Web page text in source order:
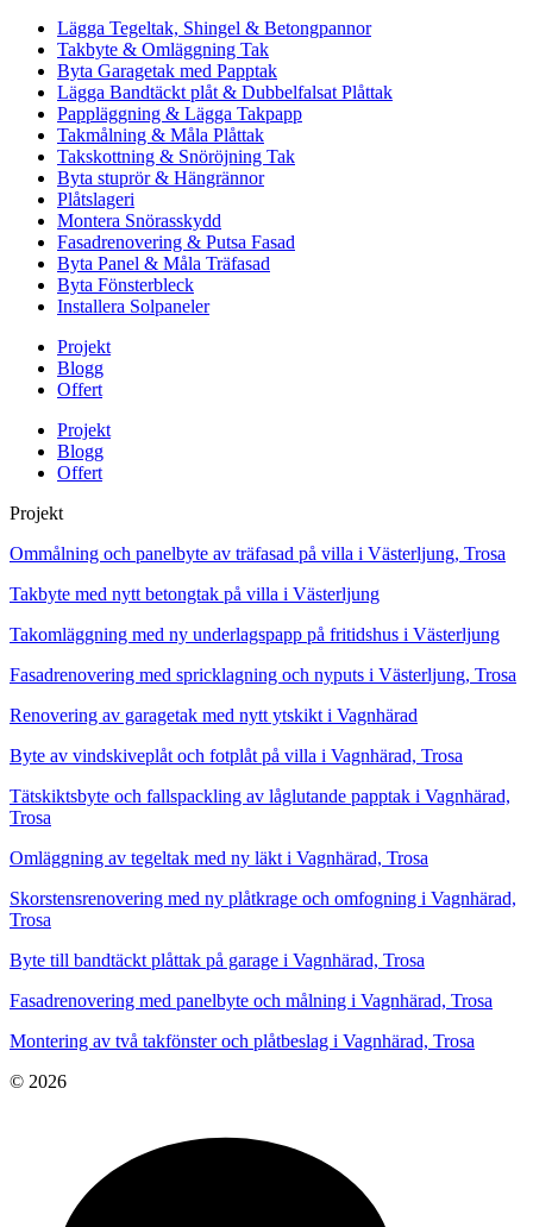
Lägga Tegeltak, Shingel & Betongpannor
Takbyte & Omläggning Tak
Byta Garagetak med Papptak
Lägga Bandtäckt plåt & Dubbelfalsat Plåttak
Pappläggning & Lägga Takpapp
Takmålning & Måla Plåttak
Takskottning & Snöröjning Tak
Byta stuprör & Hängrännor
Plåtslageri
Montera Snörasskydd
Fasadrenovering & Putsa Fasad
Byta Panel & Måla Träfasad
Byta Fönsterbleck
Installera Solpaneler
Projekt
Blogg
Offert
Projekt
Blogg
Offert
Projekt
Ommålning och panelbyte av träfasad på villa i Västerljung, Trosa
Takbyte med nytt betongtak på villa i Västerljung
Takomläggning med ny underlagspapp på fritidshus i Västerljung
Fasadrenovering med spricklagning och nyputs i Västerljung, Trosa
Renovering av garagetak med nytt ytskikt i Vagnhärad
Byte av vindskiveplåt och fotplåt på villa i Vagnhärad, Trosa
Tätskiktsbyte och fallspackling av låglutande papptak i Vagnhärad,
Trosa
Omläggning av tegeltak med ny läkt i Vagnhärad, Trosa
Skorstensrenovering med ny plåtkrage och omfogning i Vagnhärad,
Trosa
Byte till bandtäckt plåttak på garage i Vagnhärad, Trosa
Fasadrenovering med panelbyte och målning i Vagnhärad, Trosa
Montering av två takfönster och plåtbeslag i Vagnhärad, Trosa
© 2026